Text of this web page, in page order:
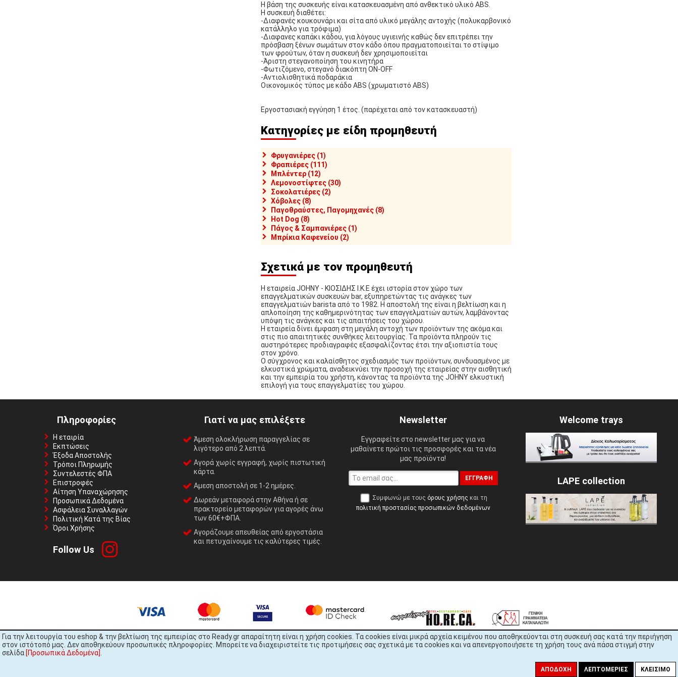
Για την λειτουργία του eshop & την βελτίωση της εμπειρίας στο Ready.gr απαραίτητη είναι η χρήση cookies. Τα cookies είναι μικρά αρχεία κειμένου που αποθηκεύονται στη συσκευή σας κατά την περιήγηση
στον ιστότοπό μας. Δεν αποθηκεύουν προσωπικές πληροφορίες. Μπορείτε να διαχειριστείτε τις προτιμήσεις σας σχετικά με τα cookies και να απενεργοποιήσετε τη χρήση τους ανά πάσα στιγμή στην
σελίδα [Προσωπικά Δεδομένα]
ΑΠΟΔΟΧΉ ΛΕΠΤΟΜΈΡΙΕΣ ΚΛΕΊΣΙΜΟ
Η βάση της συσκευής είναι κατασκευασμένη από ανθεκτικό υλικό ABS.
Η συσκευή διαθέτει:
-Διαφανές κουκουνάρι και σίτα από υλικό μεγάλης αντοχής (πολυκαρβονικό
κατάλληλο για τρόφιμα)
-Διαφανες καπάκι κάδου, για λόγους υγιεινής καθώς δεν επιτρέπει την
πρόσβαση ξένων σωμάτων στον κάδο όπου πραγματοποιείται το στίψιμο
των φρούτων, όταν η συσκευή δεν χρησιμοποιείται
-Άριστη στεγανοποίηση του κινητήρα
-Φωτιζόμενο, στεγανό διακόπτη ON-OFF
-Αντιολισθητικά ποδαράκια
Οικονομικός τύπος με κάδο ABS (χρωματιστό ABS)
Εργοστασιακή εγγύηση 1 έτος. (παρέχεται από τον κατασκευαστή)
Κατηγορίες με είδη προμηθευτή
Φρυγανιέρες (1)
Φραπιέρες (111)
Μπλέντερ (12)
Λεμονοστίφτες (30)
Σοκολατιέρες (2)
Χόβολες (8)
Παγοθραύστες, Παγομηχανές (8)
Hot Dog (8)
Πάγος & Σαμπανιέρες (1)
Μπρίκια Καφενείου (2)
Σχετικά με τον προμηθευτή
Η εταιρεία JOHNY - ΚΙΟΣΙΔΗΣ Ι.Κ.Ε έχει ιστορία στον χώρο των
επαγγελματικών συσκευών bar, εξυπηρετώντας τις ανάγκες των
επαγγελματιών barista από το 1982. Η αποστολή της είναι η βελτίωση και η
απλοποίηση της καθημερινότητας των επαγγελματιών αυτών, λαμβάνοντας
υπόψη τις ανάγκες και τις απαιτήσεις του χώρου.
Η εταιρεία δίνει έμφαση στη μεγάλη αντοχή των προϊόντων της ακόμα και
στις πιο απαιτητικές συνθήκες λειτουργίας. Τα προϊόντα πληρούν τις
αυστηρότερες προδιαγραφές εξασφαλίζοντας έτσι την αξιοπιστία τους
στον χρόνο.
Ο σύγχρονος και καλαίσθητος σχεδιασμός των προϊόντων, συνδυασμένος με
ελκυστικά χρώματα, αναδεικνύει την προσοχή της εταιρείας στην αισθητική
και την εμπειρία του χρήστη, κάνοντας τα προϊόντα της JOHNY ελκυστική
επιλογή για τους επαγγελματίες του χώρου.
Πληροφορίες
Η εταιρία
Εκπτώσεις
Έξοδα Αποστολής
Τρόποι Πληρωμής
Συντελεστές ΦΠΑ
Επιστροφές
Αίτηση Υπαναχώρησης
Προσωπικά Δεδομένα
Ασφάλεια Συναλλαγών
Πολιτική Κατά της Βίας
Όροι Χρήσης
Follow Us
Γιατί να μας επιλέξετε
Άμεση ολοκλήρωση παραγγελίας σε
λιγότερο από 2 λεπτά.
Αγορά χωρίς εγγραφή, χωρίς πιστωτική
κάρτα.
Αμεση αποστολή σε 1-2 ημέρες.
Δωρεάν μεταφορά στην Αθήνα ή σε
πρακτορείο μεταφορών για αγορές άνω
των 60€+ΦΠΑ.
Αγοράζουμε απευθείας από εργοστάσια
και πετυχαίνουμε τις καλύτερες τιμές.
Newsletter
Εγγραφείτε στο newsletter μας για να
μαθαίνετε πρώτοι τις προσφορές και τα νέα
μας προϊόντα!
ΕΓΓΡΑΦΉ
Συμφωνώ με τους όρους χρήσης και τη
πολιτική προστασίας προσωπικών δεδομένων
Welcome trays
LAPE collection